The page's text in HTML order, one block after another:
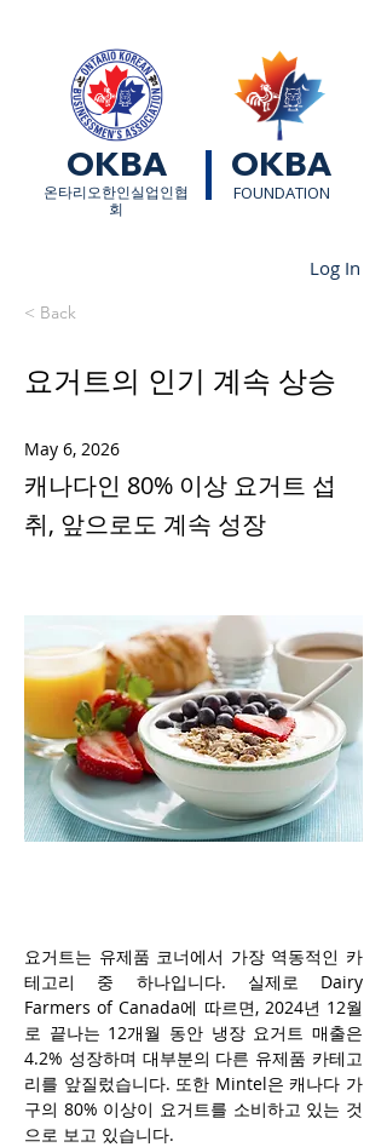
OKBA OKBA
​온타리오한인실업인협
회
FOUNDATION
Log In
< Back
요거트의 인기 계속 상승
May 6, 2026
캐나다인 80% 이상 요거트 섭
취, 앞으로도 계속 성장
요거트는 유제품 코너에서 가장 역동적인 카
테고리 중 하나입니다. 실제로 Dairy
Farmers of Canada에 따르면, 2024년 12월
로 끝나는 12개월 동안 냉장 요거트 매출은
4.2% 성장하며 대부분의 다른 유제품 카테고
리를 앞질렀습니다. 또한 Mintel은 캐나다 가
구의 80% 이상이 요거트를 소비하고 있는 것
으로 보고 있습니다.